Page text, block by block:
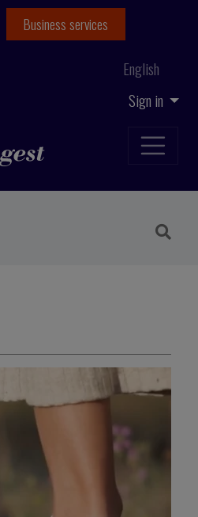
Sign in
English
Business services